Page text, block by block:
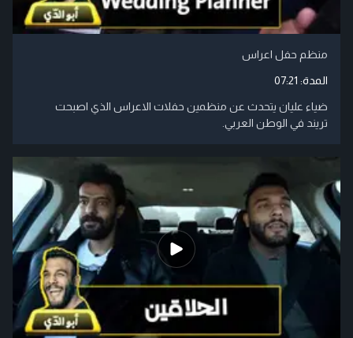
منظم حفل اعراس
المدة: 07:21
ضياء عليان يتحدث عن منظمين حفلات الاعراس الذي اصبحت
تريند في الوطن العربي.